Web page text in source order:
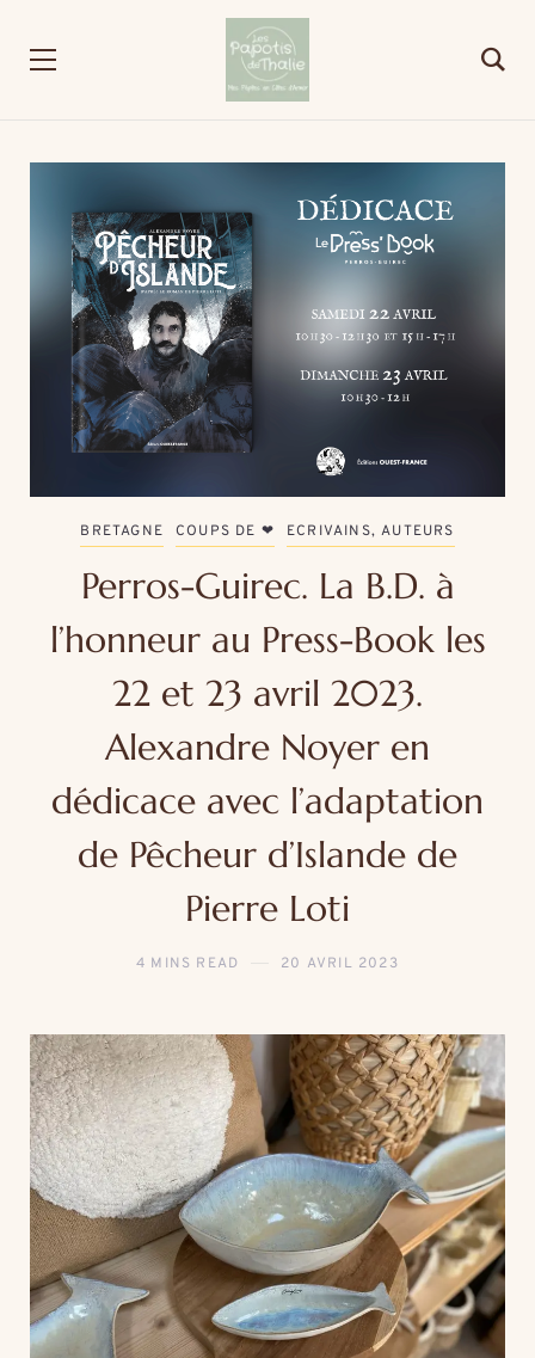
BRETAGNE COUPS DE ❤ ECRIVAINS, AUTEURS
Perros-Guirec. La B.D. à
l’honneur au Press-Book les
22 et 23 avril 2023.
Alexandre Noyer en
dédicace avec l’adaptation
de Pêcheur d’Islande de
Pierre Loti
4 MINS READ 20 AVRIL 2023